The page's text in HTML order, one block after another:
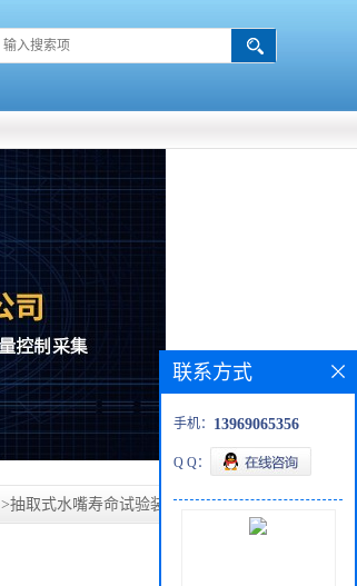
>抽取式水嘴寿命试验装置-思明特科技
联系方式
手机： 13969065356
Q Q：